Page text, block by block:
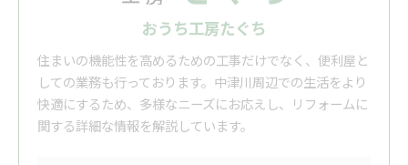
おうち工房たぐち
住まいの機能性を高めるための工事だけでなく、便利屋と
しての業務も行っております。中津川周辺での生活をより
快適にするため、多様なニーズにお応えし、リフォームに
関する詳細な情報を解説しています。